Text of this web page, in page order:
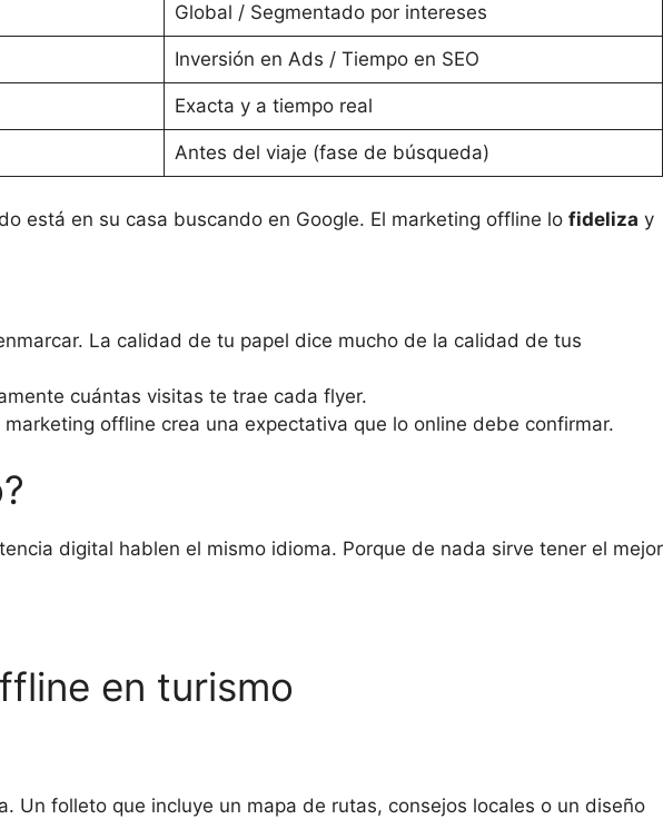
Global / Segmentado por intereses
Inversión en Ads / Tiempo en SEO
Exacta y a tiempo real
Antes del viaje (fase de búsqueda)
está en su casa buscando en Google. El marketing offline lo fideliza y
La calidad de tu papel dice mucho de la calidad de tus
cuántas visitas te trae cada flyer.
offline crea una expectativa que lo online debe confirmar.
digital hablen el mismo idioma. Porque de nada sirve tener el mejor
en turismo
Un folleto que incluye un mapa de rutas, consejos locales o un diseño